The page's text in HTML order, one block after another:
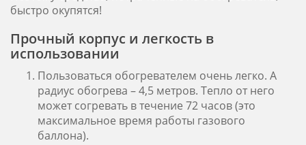
быстро окупятся!
Прочный корпус и легкость в
использовании
Пользоваться обогревателем очень легко. А
радиус обогрева – 4,5 метров. Тепло от него
может согревать в течение 72 часов (это
максимальное время работы газового
баллона).